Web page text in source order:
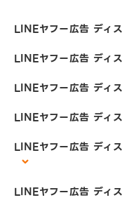
LINEヤフー広告 ディ
LINEヤフー広告 ディ
LINEヤフー広告 ディ
LINEヤフー広告 ディ
LINEヤフー広告 ディ
LINEヤフー広告 ディ